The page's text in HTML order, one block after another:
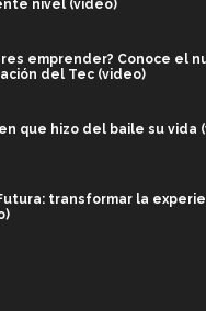
nivel (video)
emprender? Conoce el
del Tec (video)
que hizo del baile su vida
transformar la